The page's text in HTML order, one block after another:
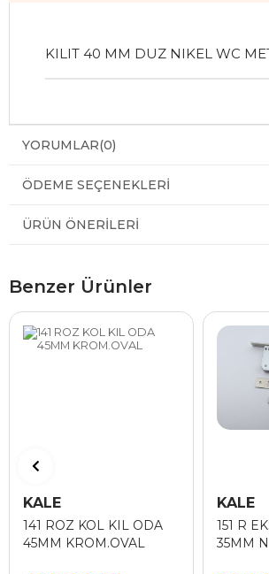
KILIT 40 MM DUZ NIKEL WC
YORUMLAR(0)
ÖDEME SEÇENEKLERI
ÜRÜN ÖNERILERI
Benzer Ürünler
KALE
141 ROZ KOL KIL ODA
45MM KROM.OVAL
KALE
151 R
35MM